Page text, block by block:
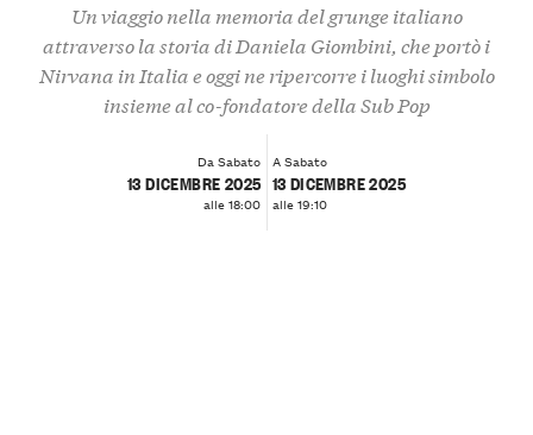
Un viaggio nella memoria del grunge italiano
attraverso la storia di Daniela Giombini, che portò i
Nirvana in Italia e oggi ne ripercorre i luoghi simbolo
insieme al co-fondatore della Sub Pop
Da Sabato
13 DICEMBRE 2025
alle 18:00
A Sabato
13 DICEMBRE 2025
alle 19:10